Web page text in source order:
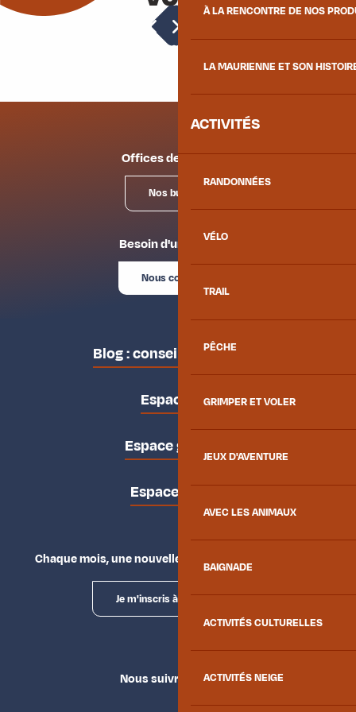
À LA RENCONTRE DE NOS
LA MAURIENNE ET SON
ACTIVITÉS
RANDONNÉES
VÉLO
TRAIL
PÊCHE
GRIMPER ET VOLER
JEUX D'AVENTURE
AVEC LES ANIMAUX
BAIGNADE
ACTIVITÉS CULTURELLES
ACTIVITÉS NEIGE
Théâtre Gérard Philipe
Offices de tourisme
Nos bureaux
Besoin d'un conseil ?
Nous contacter
Blog : conseils des locaux
Espace pro
Espace groupes
Espace presse
Chaque mois, une nouvelle façon d'explorer la vallée.
Je m'inscris à la newsletter
Nous suivre